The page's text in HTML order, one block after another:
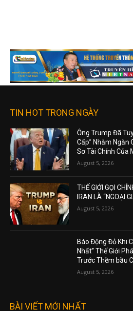
TIN HOT TRONG NGÀY
Ông Trump Đã
Cấp” Nhằm Ngăn
Sơ Tài Chính Của
August 5, 2026
THẾ GIỚI GỌI
IRAN LÀ “NGOẠI
August 5, 2026
Báo Động Đỏ Khi
Nhất” Thế Giới
Trước Thềm bầu
August 5, 2026
BÀI VIẾT MỚI NHẤT